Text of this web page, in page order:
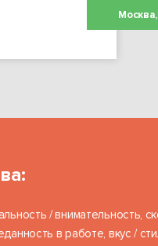
/ внимательность,
в работе, вкус /